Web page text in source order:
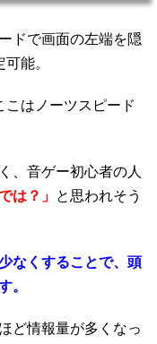
ドで画面の左端を隠
能。
はノーツスピード
、音ゲー初心者の人
は？」 と思われそう
なくすることで、頭
。
ど情報量が多くなっ